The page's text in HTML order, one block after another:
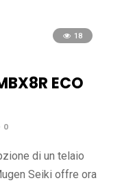
18
ECO
0
di un telaio
Seiki offre ora